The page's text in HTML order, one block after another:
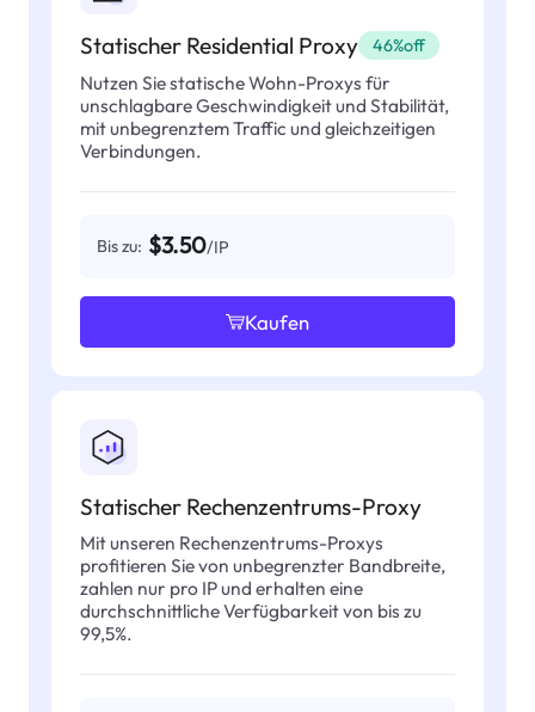
Statischer Residential Proxy 46%off
Nutzen Sie statische Wohn-Proxys für
unschlagbare Geschwindigkeit und Stabilität,
mit unbegrenztem Traffic und gleichzeitigen
Verbindungen.
Bis zu: $3.50/IP
Kaufen
Statischer Rechenzentrums-Proxy
Mit unseren Rechenzentrums-Proxys
profitieren Sie von unbegrenzter Bandbreite,
zahlen nur pro IP und erhalten eine
durchschnittliche Verfügbarkeit von bis zu
99,5%.